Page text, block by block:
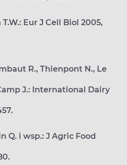
Eur J Cell Biol 2005,
R., Thienpont N., Le
J.: International Dairy
Q. i wsp.: J Agric Food